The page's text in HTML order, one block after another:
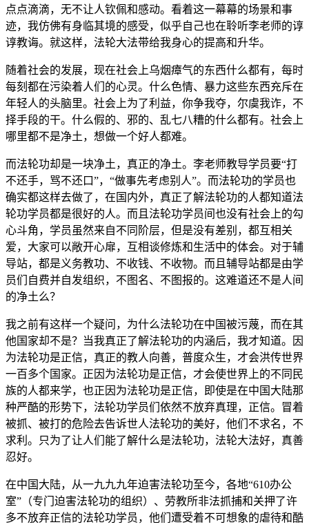
点点滴滴，无不让人钦佩和感动。看着这一幕幕的场景和事
迹，我仿佛有身临其境的感受，似乎自己也在聆听李老师的谆
谆教诲。就这样，法轮大法带给我身心的提高和升华。
随着社会的发展，现在社会上乌烟瘴气的东西什么都有，每时
每刻都在污染着人们的心灵。什么色情、暴力这些东西充斥在
年轻人的头脑里。社会上为了利益，你争我夺，尔虞我诈，不
择手段的干。什么假的、邪的、乱七八糟的什么都有。社会上
哪里都不是净土，想做一个好人都难。
而法轮功却是一块净土，真正的净土。李老师教导学员要“打
不还手，骂不还口”，“做事先考虑别人”。而法轮功的学员也
确实都这样去做了，在国内外，真正了解法轮功的人都知道法
轮功学员都是很好的人。而且法轮功学员间也没有社会上的勾
心斗角，学员虽然来自不同阶层，但是没有差别，都互相关
爱，大家可以敞开心扉，互相谈修炼和生活中的体会。对于辅
导站，都是义务教功、不收钱、不收物。而且辅导站都是由学
员们自费并自发组织，不图名、不图报的。这难道还不是人间
的净土么？
我之前有这样一个疑问，为什么法轮功在中国被污蔑，而在其
他国家却不是？当我真正了解法轮功的内涵后，我才知道。因
为法轮功是正信，真正的教人向善，普度众生，才会洪传世界
一百多个国家。正因为法轮功是正信，才会使世界上的不同民
族的人都来学，也正因为法轮功是正信，即使是在中国大陆那
种严酷的形势下，法轮功学员们依然不放弃真理，正信。冒着
被抓、被打的危险去告诉世人法轮功的美好，他们不求名，不
求利。只为了让人们能了解什么是法轮功，法轮大法好，真善
忍好。
在中国大陆，从一九九九年迫害法轮功至今，各地“610办公
室”（专门迫害法轮功的组织）、劳教所非法抓捕和关押了许
多不放弃正信的法轮功学员，他们遭受着不可想象的虐待和酷